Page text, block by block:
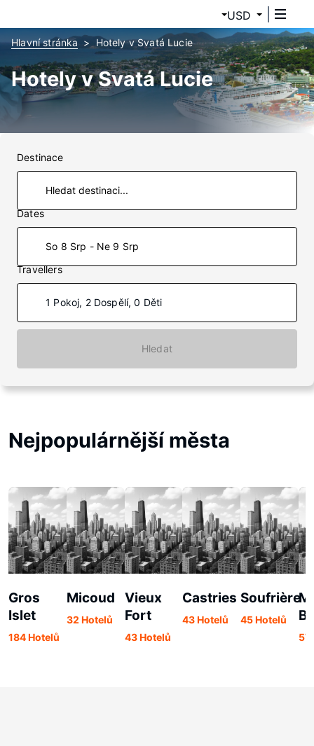
USD
Hlavní stránka Hotely v Svatá Lucie
Hotely v Svatá Lucie
Destinace
Dates
So 8 Srp - Ne 9 Srp
Travellers
1 Pokoj, 2 Dospělí, 0 Děti
Hledat
Nejpopulárnější města
Gros
Islet
184 Hotelů
Micoud
32 Hotelů
Vieux
Fort
43 Hotelů
Castries
43 Hotelů
Soufrière
45 Hotelů
57